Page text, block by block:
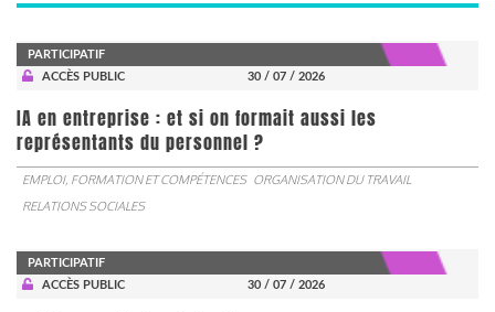
PARTICIPATIF
ACCÈS PUBLIC
30 / 07 / 2026
IA en entreprise : et si on formait aussi les
représentants du personnel ?
EMPLOI, FORMATION ET COMPÉTENCES ORGANISATION DU TRAVAIL
RELATIONS SOCIALES
PARTICIPATIF
ACCÈS PUBLIC
30 / 07 / 2026